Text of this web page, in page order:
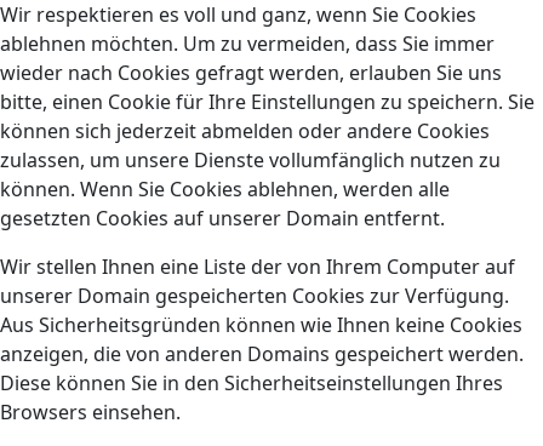
Wir respektieren es voll und ganz, wenn Sie Cookies
ablehnen möchten. Um zu vermeiden, dass Sie immer
wieder nach Cookies gefragt werden, erlauben Sie uns
bitte, einen Cookie für Ihre Einstellungen zu speichern. Sie
können sich jederzeit abmelden oder andere Cookies
zulassen, um unsere Dienste vollumfänglich nutzen zu
können. Wenn Sie Cookies ablehnen, werden alle
gesetzten Cookies auf unserer Domain entfernt.
Wir stellen Ihnen eine Liste der von Ihrem Computer auf
unserer Domain gespeicherten Cookies zur Verfügung.
Aus Sicherheitsgründen können wie Ihnen keine Cookies
anzeigen, die von anderen Domains gespeichert werden.
Diese können Sie in den Sicherheitseinstellungen Ihres
Browsers einsehen.